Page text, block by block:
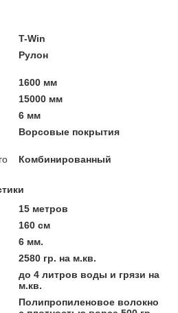
T-Win
Рулон
1600 мм
15000 мм
6 мм
Ворсовые покрытия
Комбинированный
15 метров
160 см
6 мм.
2580 гр. на м.кв.
до 4 литров воды и грязи на
м.кв.
Полипропиленовое волокно